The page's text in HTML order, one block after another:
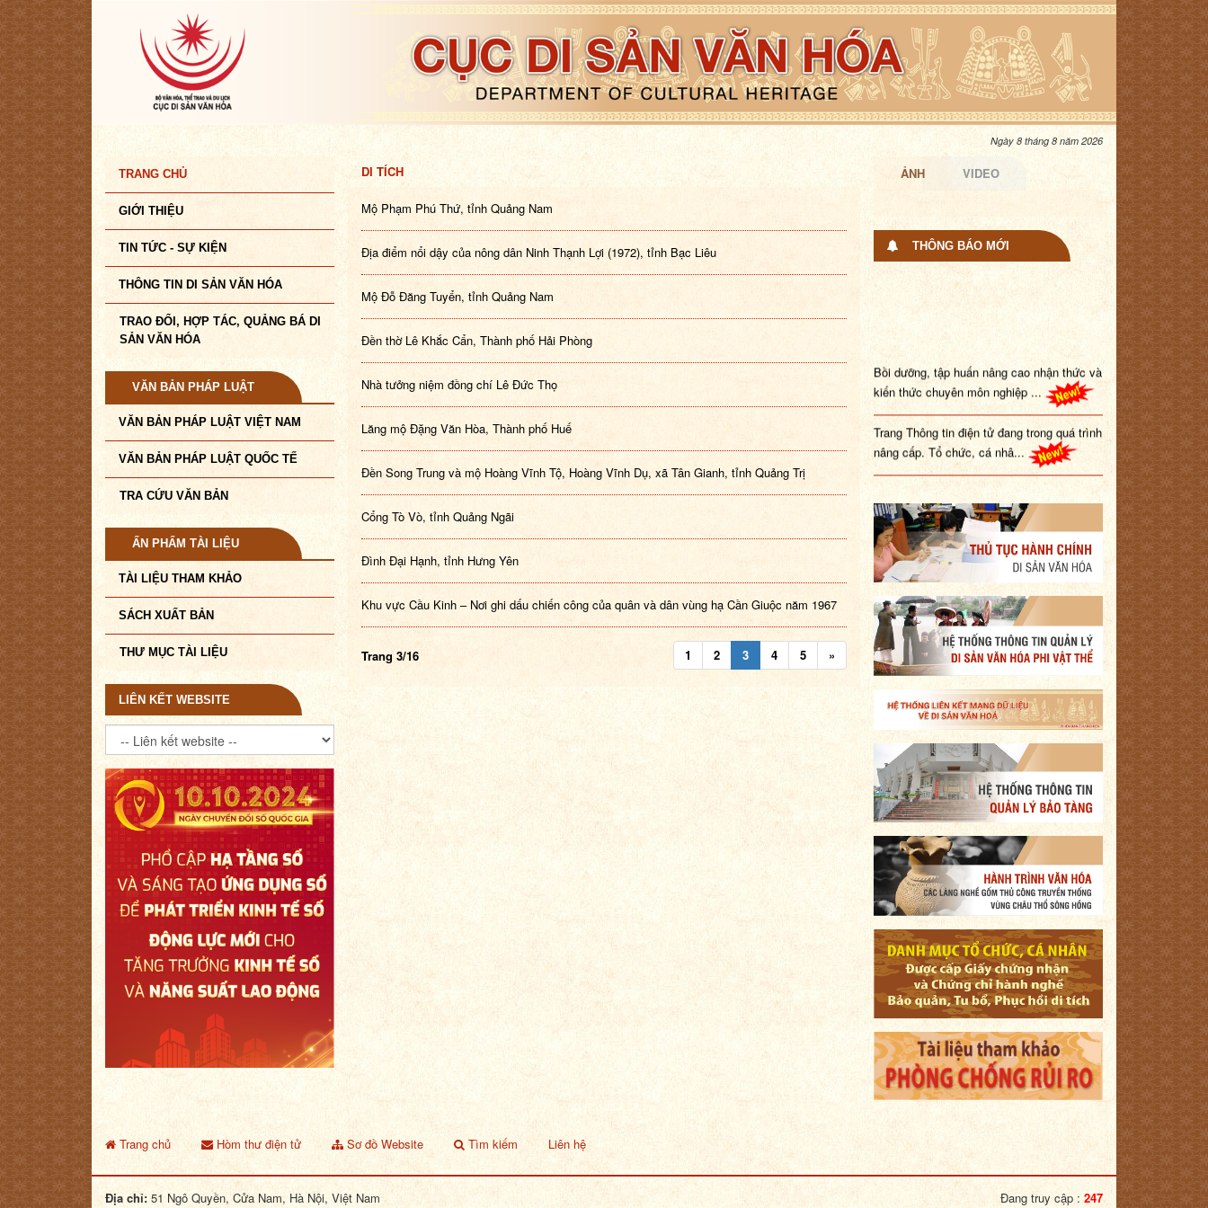
Ngày 8 tháng 8 năm 2026
TRANG CHỦ
GIỚI THIỆU
TIN TỨC - SỰ KIỆN
THÔNG TIN DI SẢN VĂN HÓA
TRAO ĐỔI, HỢP TÁC, QUẢNG BÁ DI
SẢN VĂN HÓA
VĂN BẢN PHÁP LUẬT
VĂN BẢN PHÁP LUẬT VIỆT NAM
VĂN BẢN PHÁP LUẬT QUỐC TẾ
TRA CỨU VĂN BẢN
ẤN PHẨM TÀI LIỆU
TÀI LIỆU THAM KHẢO
SÁCH XUẤT BẢN
THƯ MỤC TÀI LIỆU
LIÊN KẾT WEBSITE
DI TÍCH
Mộ Phạm Phú Thứ, tỉnh Quảng Nam
Địa điểm nổi dậy của nông dân Ninh Thạnh Lợi (1972), tỉnh Bạc Liêu
Mộ Đỗ Đăng Tuyển, tỉnh Quảng Nam
Đền thờ Lê Khắc Cẩn, Thành phố Hải Phòng
Nhà tưởng niệm đồng chí Lê Đức Thọ
Lăng mộ Đặng Văn Hòa, Thành phố Huế
Đền Song Trung và mộ Hoàng Vĩnh Tộ, Hoàng Vĩnh Dụ, xã Tân Gianh, tỉnh Quảng Trị
Cổng Tò Vò, tỉnh Quảng Ngãi
Đình Đại Hạnh, tỉnh Hưng Yên
Khu vực Cầu Kinh – Nơi ghi dấu chiến công của quân và dân vùng hạ Cần Giuộc năm 1967
Trang 3/16 1 2 3 4 5 »
ẢNH VIDEO
THÔNG BÁO MỚI
Bồi dưỡng, tập huấn nâng cao nhận thức và
kiến thức chuyên môn nghiệp ...
Trang Thông tin điện tử đang trong quá trình
nâng cấp. Tổ chức, cá nhâ...
Trang chủ Hòm thư điện tử Sơ đồ Website Tìm kiếm Liên hệ
Địa chỉ: 51 Ngô Quyền, Cửa Nam, Hà Nội, Việt Nam
Đang truy cập : 247